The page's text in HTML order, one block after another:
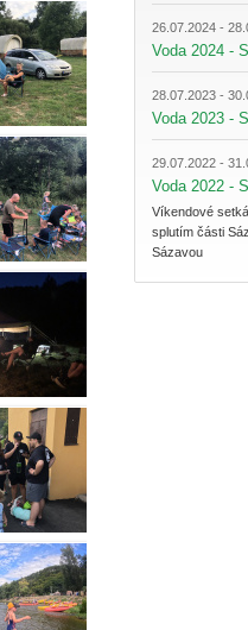
26.07.2024 -
Voda 2024 -
28.07.2023 -
Voda 2023 -
29.07.2022 -
Voda 2022 -
Víkendové
splutím části
Sázavou